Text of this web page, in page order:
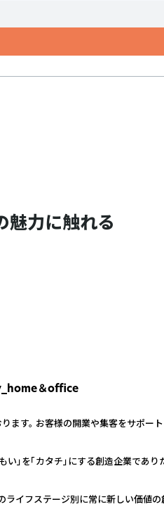
魅力に触れる
＆office
ます。 お客様の開業や集客をサポー
」を「カタチ」にする創造企業であり
のライフステージ別に常に新しい価値